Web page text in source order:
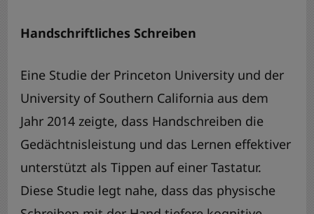
Handschriftliches Schreiben
Eine Studie der Princeton University und der
University of Southern California aus dem
Jahr 2014 zeigte, dass Handschreiben die
Gedächtnisleistung und das Lernen effektiver
unterstützt als Tippen auf einer Tastatur.
Diese Studie legt nahe, dass das physische